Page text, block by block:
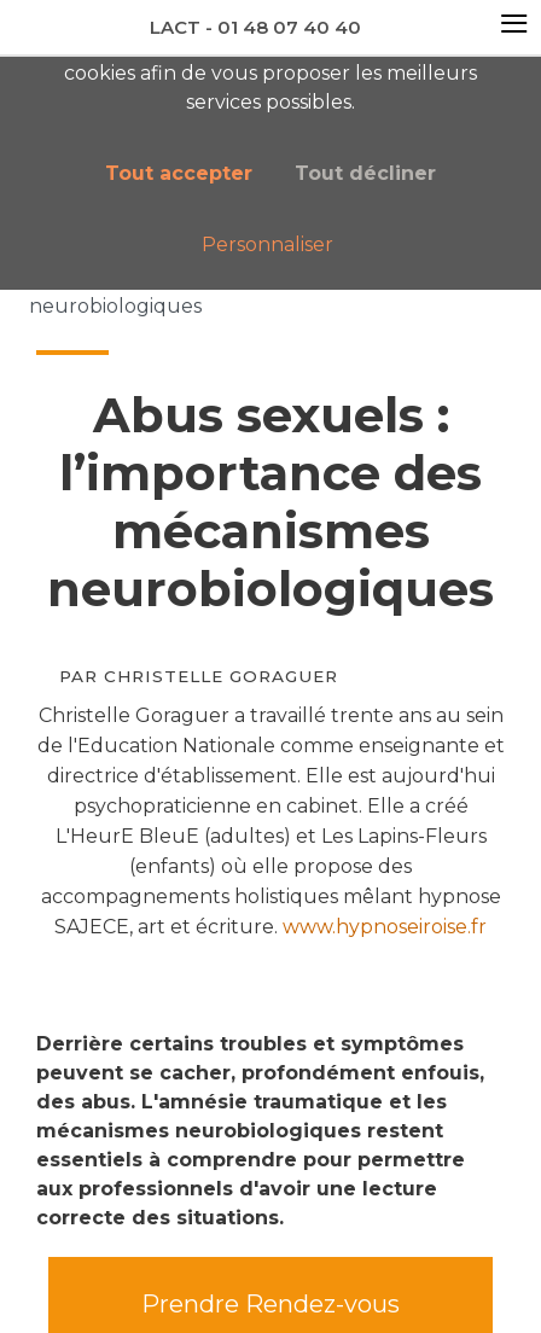
newsletter AC
Nos publications
neurobiologiques
Abus sexuels :
l’importance des
mécanismes
neurobiologiques
PARCHRISTELLE GORAGUER
Christelle Goraguer a travaillé trente ans au sein
de l'Education Nationale comme enseignante et
directrice d'établissement. Elle est aujourd'hui
psychopraticienne en cabinet. Elle a créé
L'HeurE BleuE (adultes) et Les Lapins-Fleurs
(enfants) où elle propose des
accompagnements holistiques mêlant hypnose
SAJECE, art et écriture. www.hypnoseiroise.fr
Derrière certains troubles et symptômes
peuvent se cacher, profondément enfouis,
des abus. L'amnésie traumatique et les
mécanismes neurobiologiques restent
essentiels à comprendre pour permettre
aux professionnels d'avoir une lecture
correcte des situations.
Prendre Rendez-vous
cookies afin de vous proposer les meilleurs
services possibles.
Tout accepter Tout décliner
Personnaliser
LACT - 01 48 07 40 40 ≡